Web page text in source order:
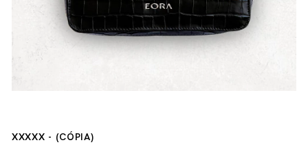
XXXXX - (CÓPIA)